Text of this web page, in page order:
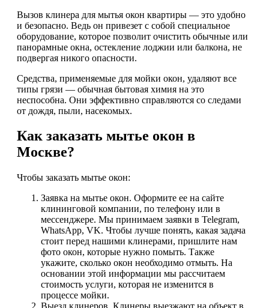
Вызов клинера для мытья окон квартиры — это удобно
и безопасно. Ведь он привезет с собой специальное
оборудование, которое позволит очистить обычные или
панорамные окна, остекление лоджии или балкона, не
подвергая никого опасности.
Средства, применяемые для мойки окон, удаляют все
типы грязи — обычная бытовая химия на это
неспособна. Они эффективно справляются со следами
от дождя, пыли, насекомых.
Как заказать мытье окон в
Москве?
Чтобы заказать мытье окон:
Заявка на мытье окон. Оформите ее на сайте
клининговой компании, по телефону или в
мессенджере. Мы принимаем заявки в Telegram,
WhatsApp, VK. Чтобы лучше понять, какая задача
стоит перед нашими клинерами, пришлите нам
фото окон, которые нужно помыть. Также
укажите, сколько окон необходимо отмыть. На
основании этой информации мы рассчитаем
стоимость услуги, которая не изменится в
процессе мойки.